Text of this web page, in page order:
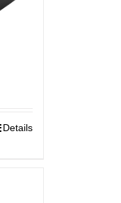
Details